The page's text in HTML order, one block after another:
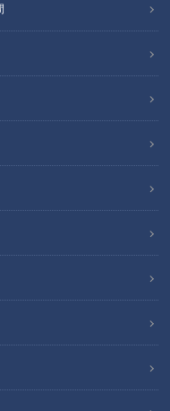
』をいただきます！【チャ